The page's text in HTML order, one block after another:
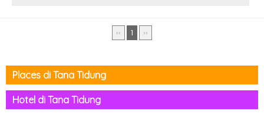
‹‹ 1 ››
Places di Tana Tidung
Hotel di Tana Tidung